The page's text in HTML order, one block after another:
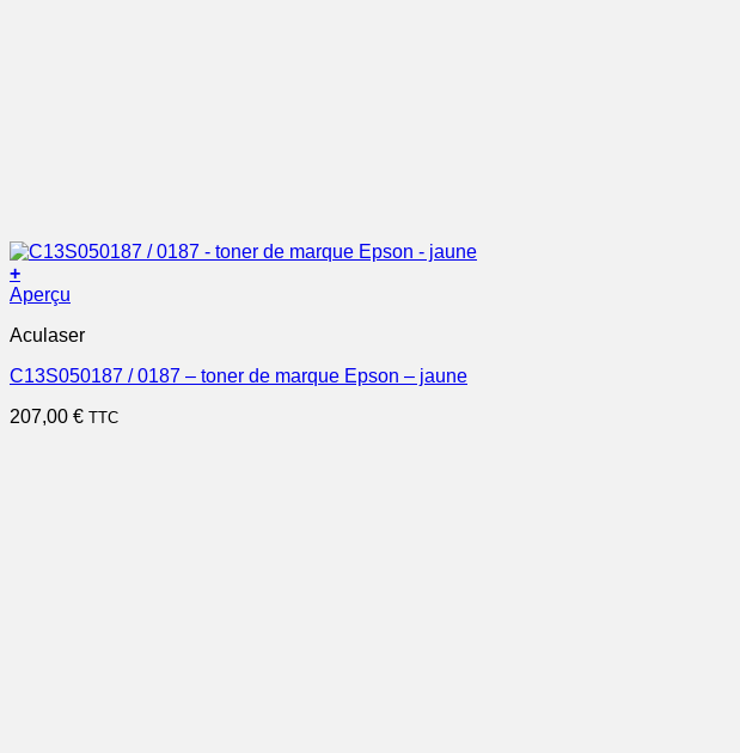
+
Aperçu
Aculaser
C13S050187 / 0187 – toner de marque Epson – jaune
207,00 € TTC